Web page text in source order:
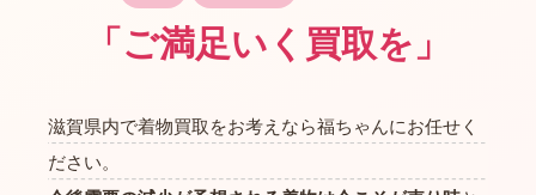
「ご満足いく買取を」
滋賀県内で着物買取をお考えなら福ちゃんにお任せく
ださい。